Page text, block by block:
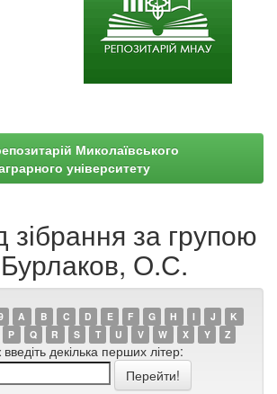
Миколаївського
університету
зібрання за групою
О.С.
A B C D E F G H I J
K
P Q R S T U V W X Y Z
декілька перших літер: